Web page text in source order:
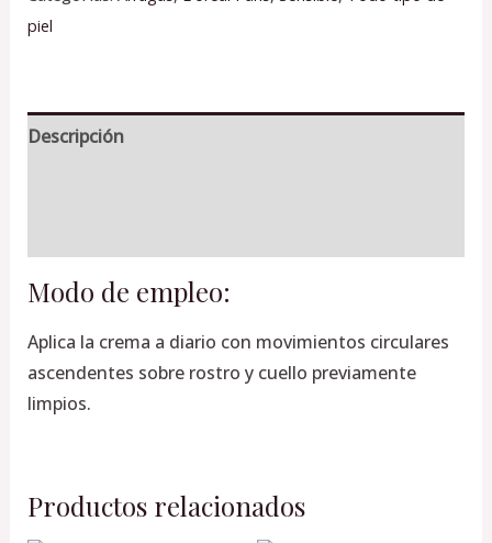
piel
Descripción
Modo de empleo:
Aplica la crema a diario con movimientos circulares
ascendentes sobre rostro y cuello previamente
limpios.
Productos relacionados